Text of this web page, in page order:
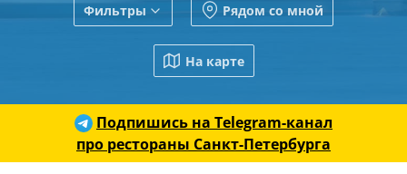
Фильтры Рядом со мной
На карте
Подпишись на Telegram-канал
про рестораны Санкт-Петербурга